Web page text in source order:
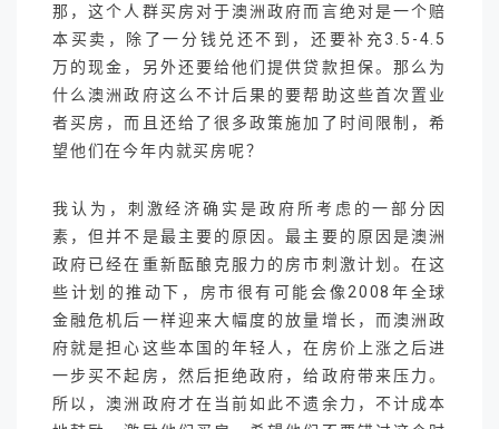
那，这个人群买房对于澳洲政府而言绝对是一个赔
本买卖，除了一分钱兑还不到，还要补充3.5-4.5
万的现金，另外还要给他们提供贷款担保。那么为
什么澳洲政府这么不计后果的要帮助这些首次置业
者买房，而且还给了很多政策施加了时间限制，希
望他们在今年内就买房呢？
我认为，刺激经济确实是政府所考虑的一部分因
素，但并不是最主要的原因。最主要的原因是澳洲
政府已经在重新酝酿克服力的房市刺激计划。在这
些计划的推动下，房市很有可能会像2008年全球
金融危机后一样迎来大幅度的放量增长，而澳洲政
府就是担心这些本国的年轻人，在房价上涨之后进
一步买不起房，然后拒绝政府，给政府带来压力。
所以，澳洲政府才在当前如此不遗余力，不计成本